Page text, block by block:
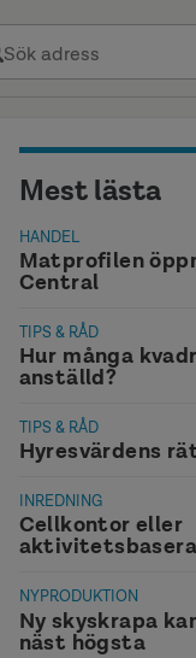
Mest lästa
HANDEL
Matprofilen
Central
TIPS & RÅD
Hur många
anställd?
TIPS & RÅD
Hyresvärdens
INREDNING
Cellkontor eller
NYPRODUKTION
Ny skyskrapa
näst högsta